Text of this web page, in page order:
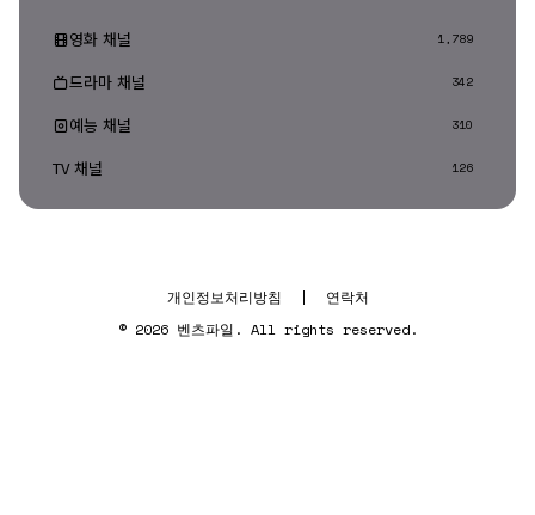
영화 채널 1,789
드라마 채널 342
예능 채널 310
TV 채널 126
개인정보처리방침 |
연락처
© 2026 벤츠파일. All rights reserved.